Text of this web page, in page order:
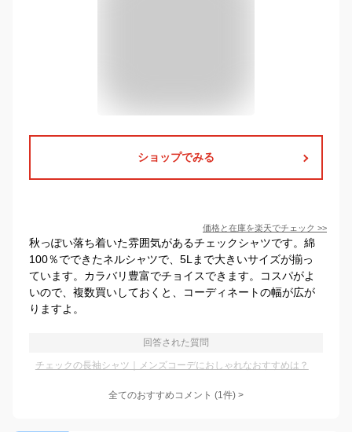
ショップでみる
価格と在庫を楽天でチェック >>
秋っぽい落ち着いた雰囲気があるチェックシャツです。綿
100％でできたネルシャツで、5Lまで大きいサイズが揃っ
ています。カラバリ豊富でチョイスできます。コスパがよ
いので、複数買いしておくと、コーディネートの幅が広が
りますよ。
回答された質問
チェックの長袖シャツ｜メンズコーデにおしゃれなおすすめは？
全てのおすすめコメント (1件) >